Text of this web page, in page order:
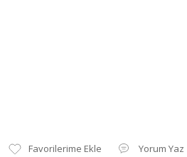
Yorum Yaz